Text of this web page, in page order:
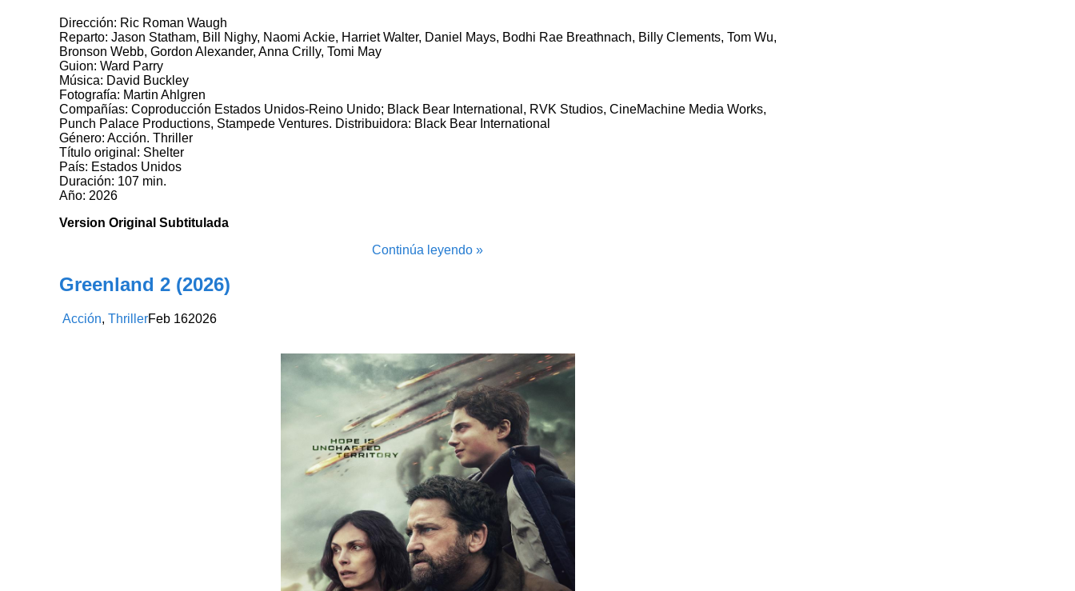
Dirección: Ric Roman Waugh
Reparto: Jason Statham, Bill Nighy, Naomi Ackie, Harriet Walter, Daniel Mays, Bodhi Rae Breathnach, Billy Clements, Tom Wu,
Bronson Webb, Gordon Alexander, Anna Crilly, Tomi May
Guion: Ward Parry
Música: David Buckley
Fotografía: Martin Ahlgren
Compañías: Coproducción Estados Unidos-Reino Unido; Black Bear International, RVK Studios, CineMachine Media Works,
Punch Palace Productions, Stampede Ventures. Distribuidora: Black Bear International
Género: Acción. Thriller
Título original: Shelter
País: Estados Unidos
Duración: 107 min.
Año: 2026
Version Original Subtitulada
Continúa leyendo »
Greenland 2 (2026)
Acción,ThrillerFeb 162026